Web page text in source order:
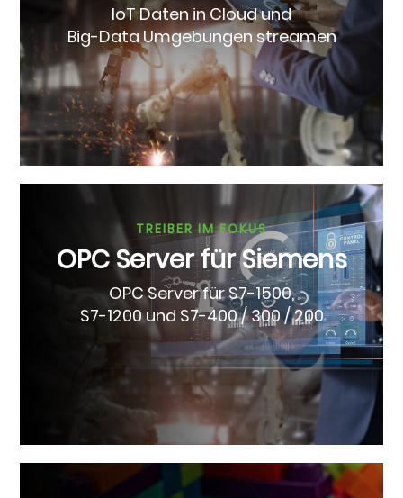
IoT Daten in Cloud und
Big-Data Umgebungen streamen
TREIBER IM FOKUS
OPC Server für Siemens
OPC Server für S7-1500,
S7-1200 und S7-400 / 300 / 200